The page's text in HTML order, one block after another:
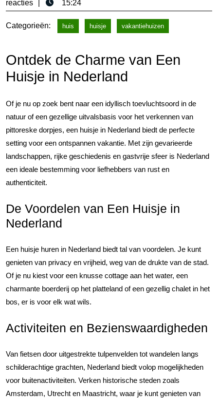
2025
reacties
15:24
Categorieën: huis huisje vakantiehuizen
Ontdek de Charme van Een
Huisje in Nederland
Of je nu op zoek bent naar een idyllisch toevluchtsoord in de
natuur of een gezellige uitvalsbasis voor het verkennen van
pittoreske dorpjes, een huisje in Nederland biedt de perfecte
setting voor een ontspannen vakantie. Met zijn gevarieerde
landschappen, rijke geschiedenis en gastvrije sfeer is Nederland
een ideale bestemming voor liefhebbers van rust en
authenticiteit.
De Voordelen van Een Huisje in
Nederland
Een huisje huren in Nederland biedt tal van voordelen. Je kunt
genieten van privacy en vrijheid, weg van de drukte van de stad.
Of je nu kiest voor een knusse cottage aan het water, een
charmante boerderij op het platteland of een gezellig chalet in het
bos, er is voor elk wat wils.
Activiteiten en Bezienswaardigheden
Van fietsen door uitgestrekte tulpenvelden tot wandelen langs
schilderachtige grachten, Nederland biedt volop mogelijkheden
voor buitenactiviteiten. Verken historische steden zoals
Amsterdam, Utrecht en Maastricht, waar je kunt genieten van